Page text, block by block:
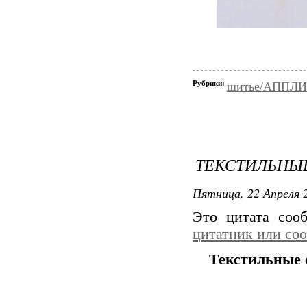
Рубрики: шитье/
Пятница, 22 Апреля
Это цитата
цитатник или